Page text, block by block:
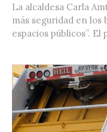
La alcaldesa Carla
más seguridad en
espacios públicos”. El